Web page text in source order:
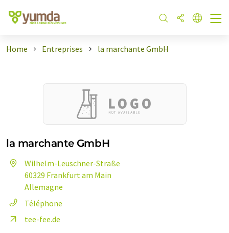
Home Entreprises la marchante GmbH
la marchante GmbH
Wilhelm-Leuschner-Straße
60329 Frankfurt am Main
Allemagne
Téléphone
tee-fee.de